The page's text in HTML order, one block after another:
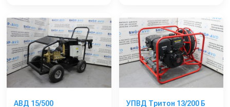
АВД 15/500 УПВД Тритон 13/200 Б